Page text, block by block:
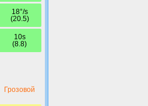
18°/s
(20.5)
10s
(8.8)
Грозовой